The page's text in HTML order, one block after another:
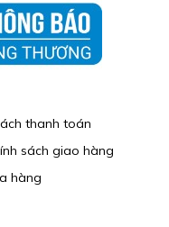
thanh toán
sách giao hàng
hàng